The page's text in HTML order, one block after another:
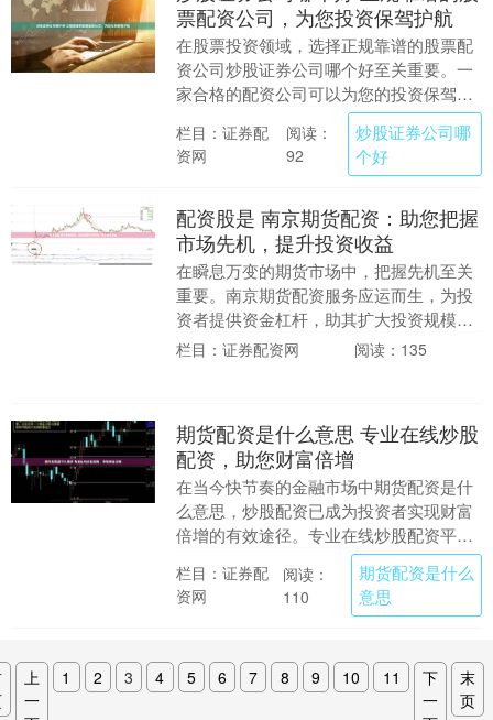
票配资公司，为您投资保驾护航
在股票投资领域，选择正规靠谱的股票配
资公司炒股证券公司哪个好至关重要。一
家合格的配资公司可以为您的投资保驾护
航炒股证券公司哪个好，助您实现财富增
值。 * **放....
栏目：证券配
资网
阅读：
92
炒股证券公司哪
个好
配资股是 南京期货配资：助您把握
市场先机，提升投资收益
在瞬息万变的期货市场中，把握先机至关
重要。南京期货配资服务应运而生，为投
资者提供资金杠杆，助其扩大投资规模，
提升收益潜力。 使用杠杆时，必须谨慎操
栏目：证券配资网 阅读：135
期货配资是什么意思 专业在线炒股
配资，助您财富倍增
在当今快节奏的金融市场中期货配资是什
么意思，炒股配资已成为投资者实现财富
倍增的有效途径。专业在线炒股配资平台
为您提供杠杆资金，让您以更少的资金撬
动更大的投资机会....
栏目：证券配
资网
阅读：
110
期货配资是什么
意思
上
一
1 2 3 4 5 6 7 8 9 10 11
下
一
末
页